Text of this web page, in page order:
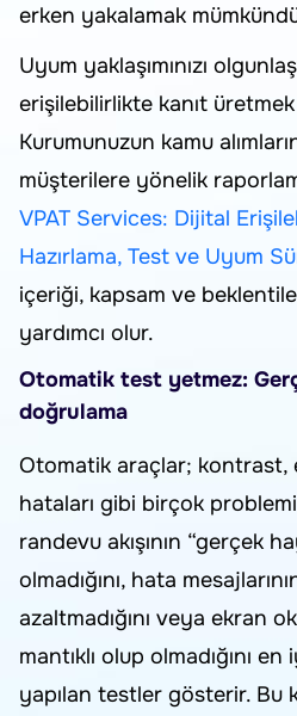
erken yakalamak
Uyum yaklaşımınızı
erişilebilirlikte kanıt
Kurumunuzun kamu
müşterilere yönelik
VPAT Services: Dijital
Hazırlama, Test ve Uyum
içeriği, kapsam ve
yardımcı olur.
Otomatik test yetmez:
doğrulama
Otomatik araçlar; kontrast,
hataları gibi birçok
randevu akışının “gerçek
olmadığını, hata
azaltmadığını veya ekran
mantıklı olup olmadığını
yapılan testler gösterir. Bu